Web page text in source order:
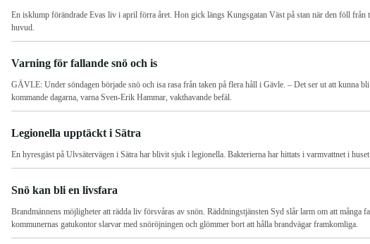
En isklump förändrade Evas liv i april förra året. Hon gick längs Kungsgatan Väst på stan när den föll från
huvud.
Varning för fallande snö och is
GÄVLE: Under söndagen började snö och isa rasa från taken på flera håll i Gävle. – Det ser ut att kunna
kommande dagarna, varna Sven-Erik Hammar, vakthavande befäl.
Legionella upptäckt i Sätra
En hyresgäst på Ulvsätervägen i Sätra har blivit sjuk i legionella. Bakterierna har hittats i varmvattnet i
Snö kan bli en livsfara
Brandmännens möjligheter att rädda liv försvåras av snön. Räddningstjänsten Syd slår larm om att många
kommunernas gatukontor slarvar med snöröjningen och glömmer bort att hålla brandvägar framkomliga.